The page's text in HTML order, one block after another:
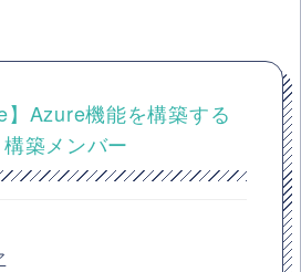
】Azure機能を構築する
築メンバー